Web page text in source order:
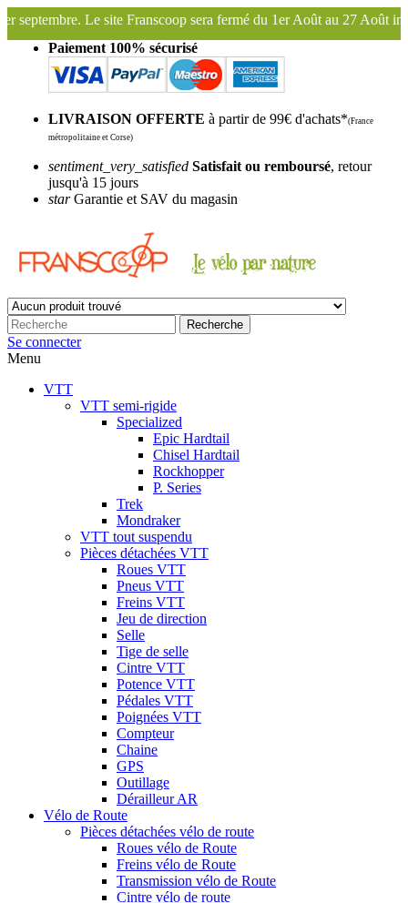
sera fermé du 1er Août au 27 Août inclus. Bonnes vacances !
Paiement 100% sécurisé
LIVRAISON OFFERTE à partir de 99€ d'achats*(France
métropolitaine et Corse)
sentiment_very_satisfied Satisfait ou remboursé, retour
jusqu'à 15 jours
starGarantie et SAV du magasin
Recherche
Se connecter
Menu
VTT
VTT semi-rigide
Specialized
Epic Hardtail
Chisel Hardtail
Rockhopper
P. Series
Trek
Mondraker
VTT tout suspendu
Pièces détachées VTT
Roues VTT
Pneus VTT
Freins VTT
Jeu de direction
Selle
Tige de selle
Cintre VTT
Potence VTT
Pédales VTT
Poignées VTT
Compteur
Chaine
GPS
Outillage
Dérailleur AR
Vélo de Route
Pièces détachées vélo de route
Roues vélo de Route
Freins vélo de Route
Transmission vélo de Route
Cintre vélo de route